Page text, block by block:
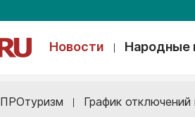
Новости Народные
ПРОтуризм График